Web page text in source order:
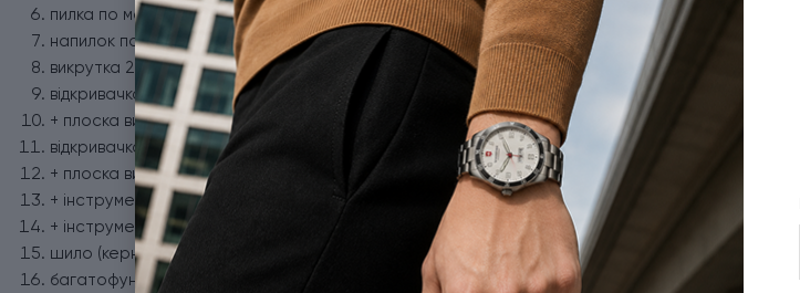
пилка по металу;
напилок по металу;
викрутка 2 мм;
відкривачка для консервів;
+ плоска викрутка 3 мм;
відкривачка для пляшок;
+ плоска викрутка 6 мм;
+ інструмент для відкриття ящиків;
+ інструмент для згинання дроту;
шило (кернер);
багатофункціональний гачок;